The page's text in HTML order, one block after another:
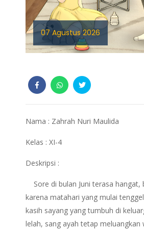
07 Agustus 2026
Nama : Zahrah Nuri Maulida
Kelas : XI-4
Deskripsi :
Sore di bulan Juni terasa hangat,
karena matahari yang mulai
kasih sayang yang tumbuh di
lelah, sang ayah tetap meluangkan